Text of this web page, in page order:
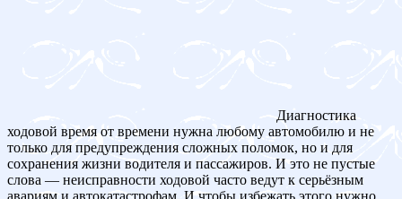
Диагностика
ходовой время от времени нужна любому автомобилю и не
только для предупреждения сложных поломок, но и для
сохранения жизни водителя и пассажиров. И это не пустые
слова — неисправности ходовой часто ведут к серьёзным